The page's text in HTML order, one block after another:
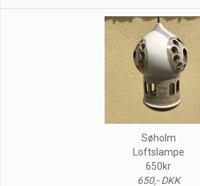
Søholm
Loftslampe
650kr
650,- DKK